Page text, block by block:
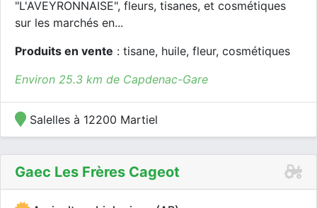
"L'AVEYRONNAISE", fleurs, tisanes, et cosmétiques
sur les marchés en...
Produits en vente : tisane, huile, fleur, cosmétiques
Environ 25.3 km de Capdenac-Gare
Salelles à 12200 Martiel
Gaec Les Frères Cageot